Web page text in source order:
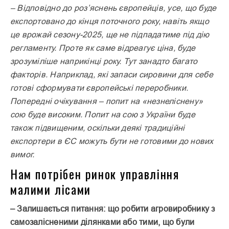
– Відповідно до роз’яснень європейців, усе, що буде
експортовано до кінця поточного року, навіть якщо
це врожай сезону-2025, ще не підпадатиме під дію
регламенту. Проте як саме відреагує ціна, буде
зрозуміліше наприкінці року. Тут занадто багато
факторів. Наприклад, які запаси сировини для себе
готові сформувати європейські переробники.
Попередні очікування – попит на «незнеліснену»
сою буде високим. Попит на сою з України буде
також підвищеним, оскільки деякі традиційні
експортери в ЄС можуть бути не готовими до нових
вимог.
Нам потрібен ринок управління
малими лісами
– Залишається питання: що робити агровиробнику з
самозалісненими ділянками або тими, що були